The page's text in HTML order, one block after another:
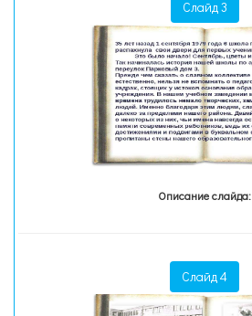
Слайд 3
Описание слайда:
Слайд 4